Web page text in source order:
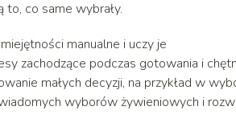
co same wybrały.
manualne i uczy je
zachodzące podczas gotowania i
małych decyzji, na przykład w
wyborów żywieniowych i